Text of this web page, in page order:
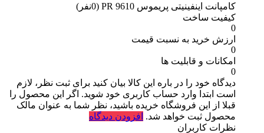
کامپانت اینفینیتی پریموس PR 9610
(0نفر)
کیفیت ساخت
0
ارزش خرید به نسبت قیمت
0
امکانات و قابلیت ها
0
دیدگاه خود را در باره این کالا بیان کنید برای ثبت نظر، لازم
است ابتدا وارد حساب کاربری خود شوید. اگر این محصول را
قبلا از این فروشگاه خریده باشید، نظر شما به عنوان مالک
محصول ثبت خواهد شد. افزودن دیدگاه
نظرات کاربران